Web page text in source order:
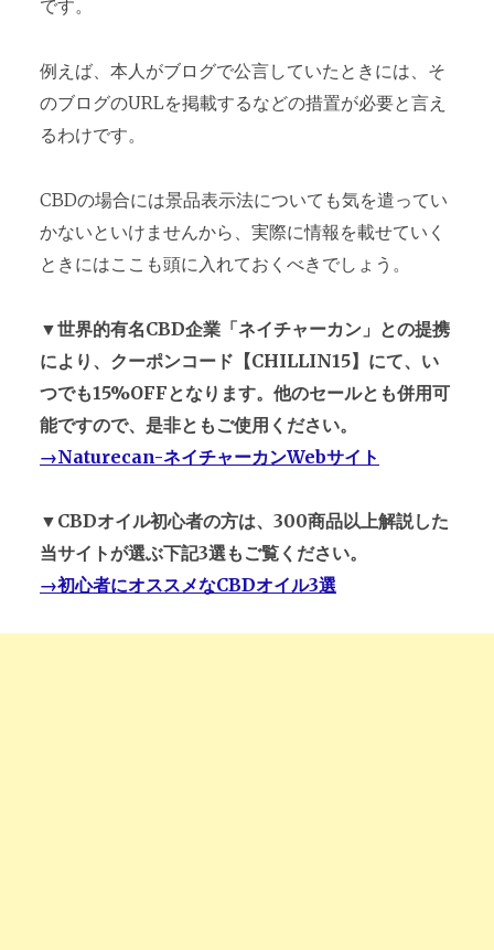
です。
例えば、本人がブログで公言していたときには、そ
のブログのURLを掲載するなどの措置が必要と言え
るわけです。
CBDの場合には景品表示法についても気を遣ってい
かないといけませんから、実際に情報を載せていく
ときにはここも頭に入れておくべきでしょう。
▼世界的有名CBD企業「ネイチャーカン」との提携
により、クーポンコード【CHILLIN15】にて、い
つでも15%OFFとなります。他のセールとも併用可
能ですので、是非ともご使用ください。
→Naturecan-ネイチャーカンWebサイト
▼CBDオイル初心者の方は、300商品以上解説した
当サイトが選ぶ下記3選もご覧ください。
→初心者にオススメなCBDオイル3選